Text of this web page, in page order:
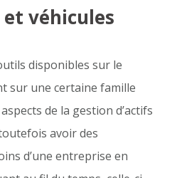
véhicules
disponibles sur le
sur une certaine famille
de la gestion d’actifs
avoir des
d’une entreprise en